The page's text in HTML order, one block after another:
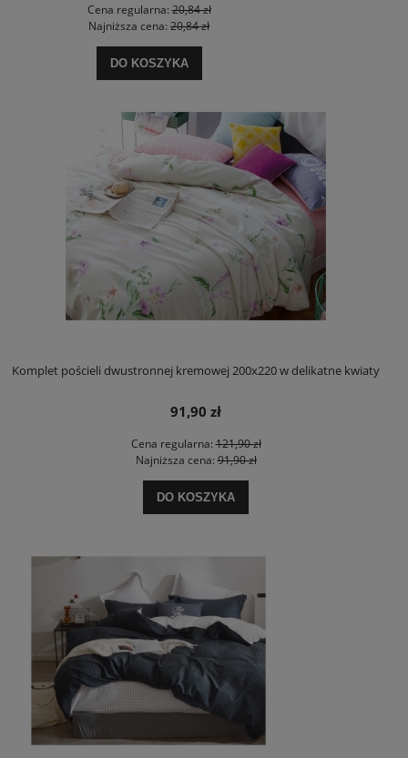
Cena regularna:20,84 zł
Najniższa cena: 20,84 zł
DO KOSZYKA
Komplet pościeli dwustronnej kremowej 200x220 w delikatne kwiaty
91,90 zł
Cena regularna:121,90 zł
Najniższa cena:91,90 zł
DO KOSZYKA